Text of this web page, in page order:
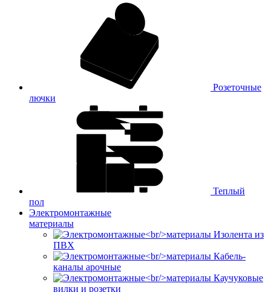
Розеточные
лючки
Теплый
пол
Электромонтажные
материалы
Изолента из
ПВХ
Кабель-
каналы арочные
Каучуковые
вилки и розетки